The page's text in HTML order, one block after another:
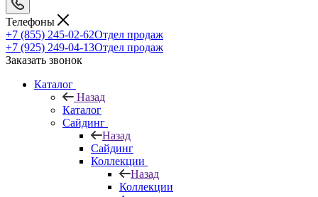
Телефоны
+7 (855) 245-02-62Отдел продаж
+7 (925) 249-04-13Отдел продаж
Заказать звонок
Каталог
Назад
Каталог
Сайдинг
Назад
Сайдинг
Коллекции
Назад
Коллекции